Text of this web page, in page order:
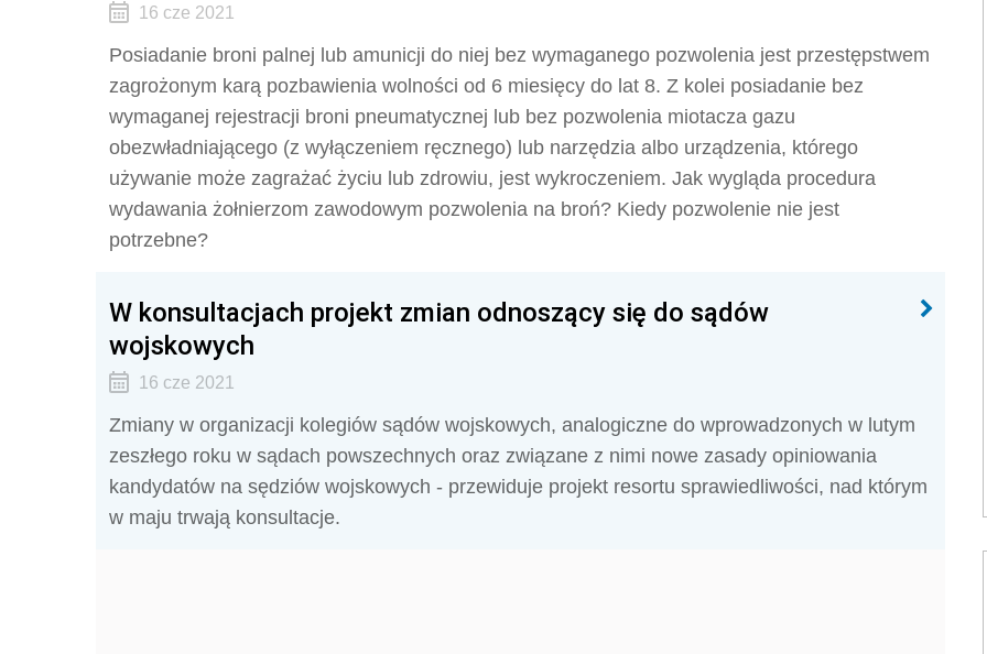
16 cze 2021
Posiadanie broni palnej lub amunicji do niej bez wymaganego pozwolenia jest przestępstwem
zagrożonym karą pozbawienia wolności od 6 miesięcy do lat 8. Z kolei posiadanie bez
wymaganej rejestracji broni pneumatycznej lub bez pozwolenia miotacza gazu
obezwładniającego (z wyłączeniem ręcznego) lub narzędzia albo urządzenia, którego
używanie może zagrażać życiu lub zdrowiu, jest wykroczeniem. Jak wygląda procedura
wydawania żołnierzom zawodowym pozwolenia na broń? Kiedy pozwolenie nie jest
potrzebne?
W konsultacjach projekt zmian odnoszący się do sądów
wojskowych
16 cze 2021
Zmiany w organizacji kolegiów sądów wojskowych, analogiczne do wprowadzonych w lutym
zeszłego roku w sądach powszechnych oraz związane z nimi nowe zasady opiniowania
kandydatów na sędziów wojskowych - przewiduje projekt resortu sprawiedliwości, nad którym
w maju trwają konsultacje.